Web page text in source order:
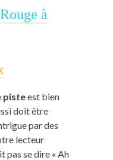
à
pisteest bien
doit être
par des
lecteur
pas se dire « Ah